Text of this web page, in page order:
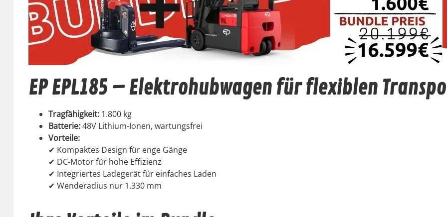
EP EPL185 – Elektrohubwagen für flexiblen
Tragfähigkeit:1.800 kg
Bat­terie:48V Lithi­um-Ionen, wartungs­frei
Vorteile:
✔ Kom­pak­tes Design für enge Gänge
✔ DC-Motor für hohe Effizienz
✔ Inte­gri­ertes Ladegerät für ein­fach­es Laden
✔ Wen­dera­dius nur 1.330 mm